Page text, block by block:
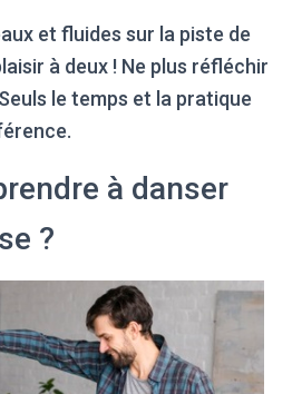
et fluides sur la piste de
à deux ! Ne plus réfléchir
le temps et la pratique
à danser
?